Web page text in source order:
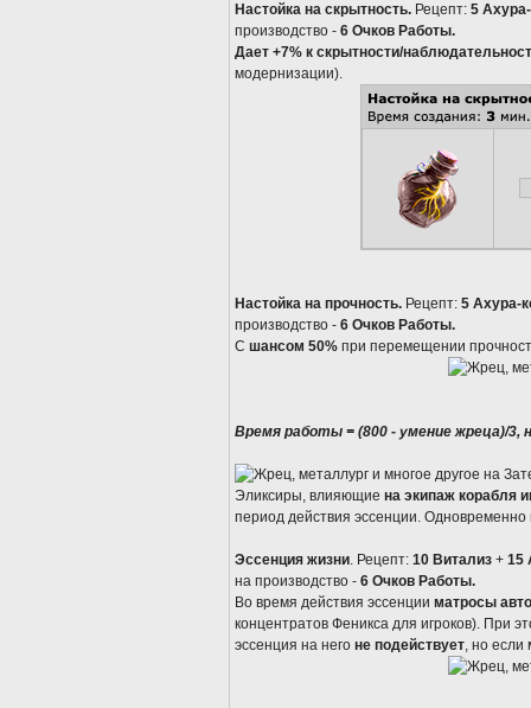
Настойка на скрытность. Рецепт: 5
производство - 6 Очков Работы.
Дает +7% к скрытности/
модернизации).
Настойка на прочность. Рецепт: 5 Ахура-
производство - 6 Очков Работы.
С шансом 50% при перемещении
Время работы = (800 - умение жреца)/3,
Эликсиры, влияющие на экипаж корабля
период действия эссенции.
Эссенция жизни. Рецепт: 10 Витализ + 15
на производство - 6 Очков Работы.
Во время действия эссенции матросы
концентратов Феникса для игроков). При
эссенция на него не подействует, но если